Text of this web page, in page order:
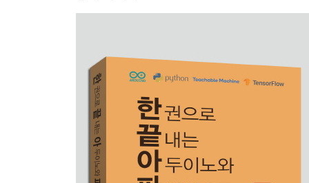
아두이노에 내장된 LED 제어하기 1
아두이노에 내장된 LED 제어하기 2
아두이노에 내장된 LED 제어하기 3
CHAPTER 02 아두이노 기본 기능 익히기
02_ 1 3색 LED 제어하기